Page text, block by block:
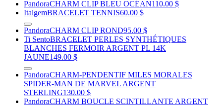
PandoraCHARM CLIP BLEU OCÉAN110.00 $
ItalgemBRACELET TENNIS60.00 $
PandoraCHARM CLIP ROND95.00 $
Ti SentoBRACELET PERLES SYNTHÉTIQUES
BLANCHES FERMOIR ARGENT PL 14K
JAUNE149.00 $
PandoraCHARM-PENDENTIF MILES MORALES
SPIDER-MAN DE MARVEL ARGENT
STERLING130.00 $
PandoraCHARM BOUCLE SCINTILLANTE ARGENT